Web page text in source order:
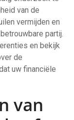
van de
vermijden en
partij.
en bekijk
de
uw financiële
van